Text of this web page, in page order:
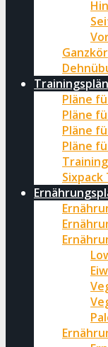
Pläne
Pläne
Pläne
Pläne